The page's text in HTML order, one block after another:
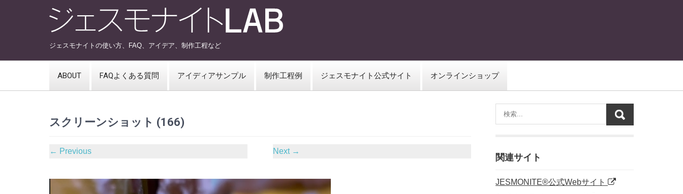
ジェスモナイトの使い方、FAQ、アイデア、制作工程など
ABOUT FAQよくある質問 アイディアサンプル 制作工程例 ジェスモナイト公式サイト オンラインショップ
スクリーンショット (166)
← Previous Next →
関連サイト
JESMONITE®公式Webサイト